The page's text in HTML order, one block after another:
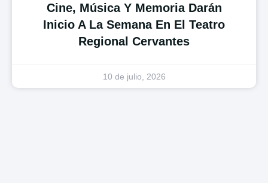
Cine, Música Y Memoria Darán
Inicio A La Semana En El Teatro
Regional Cervantes
10 de julio, 2026